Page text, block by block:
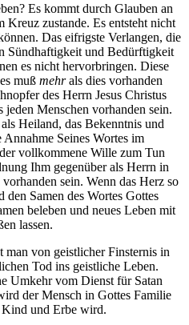
Es kommt durch Glauben an
Kreuz zustande. Es entsteht nicht
Das eifrigste Verlangen, die
Sündhaftigkeit und Bedürftigkeit
es nicht hervorbringen. Diese
muß mehrals dies vorhanden
des Herrn Jesus Christus
Menschen vorhanden sein.
Heiland, das Bekenntnis und
Seines Wortes im
vollkommene Wille zum Tun
Ihm gegenüber als Herrn in
sein. Wenn das Herz so
Samen des Wortes Gottes
beleben und neues Leben mit
lassen.
von geistlicher Finsternis in
Tod ins geistliche Leben.
Umkehr vom Dienst für Satan
der Mensch in Gottes Familie
und Erbe wird.